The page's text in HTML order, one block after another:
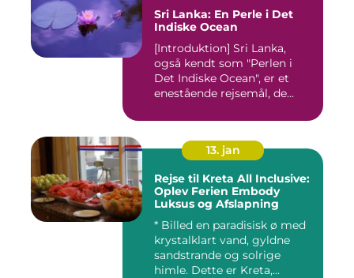
Sri Lanka: En Perle i Det
Indiske Ocean
[Introduktion] Sri Lanka,
også kendt som "Perlen i
Det Indiske Ocean", er et
enestående rejsemål, de...
13. jan
Rejse til Kreta All Inclusive:
Oplev Ferien Embody
Luksus og Afslapning
* Billed en paradisisk ø med
krystalklart vand, gyldne
sandstrande og solrige
himle. Dette er Kreta,...